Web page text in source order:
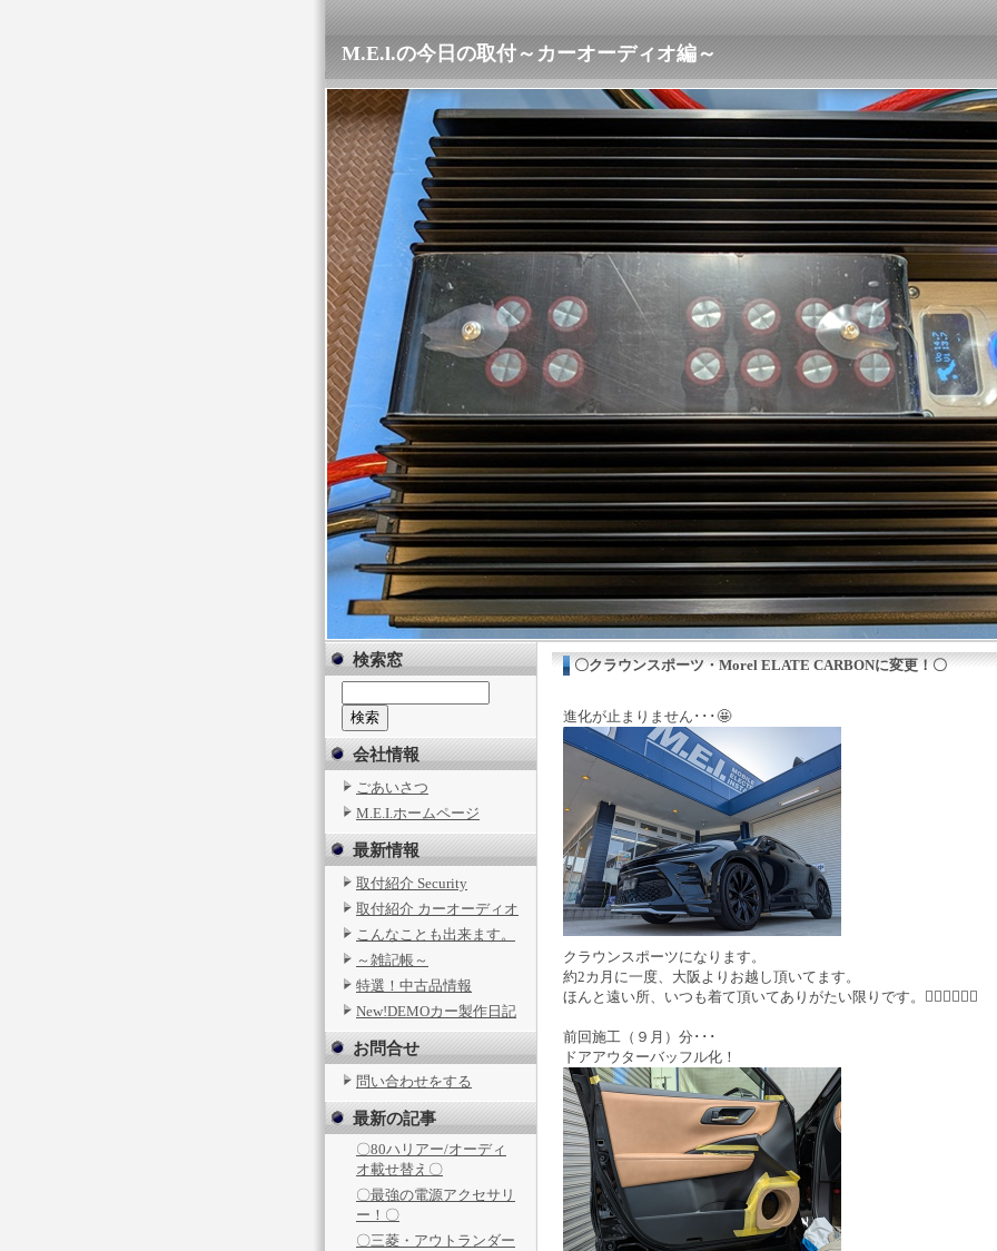
M.E.l.の今日の取付～カーオーディオ編～
検索窓
会社情報
ごあいさつ
M.E.I.ホームページ
最新情報
取付紹介 Security
取付紹介 カーオーディオ
こんなことも出来ます。
～雑記帳～
特選！中古品情報
New!DEMOカー製作日記
お問合せ
問い合わせをする
最新の記事
〇80ハリアー/オーディ
オ載せ替え〇
〇最強の電源アクセサリ
ー！〇
〇三菱・アウトランダー
〇クラウンスポーツ・Morel ELATE CARBONに変更！〇
進化が止まりません･･･🤩
クラウンスポーツになります。
約2カ月に一度、大阪よりお越し頂いてます。
ほんと遠い所、いつも着て頂いてありがたい限りです。🙇‍♂️🙇‍♂️🙇‍♂️
前回施工（９月）分･･･
ドアアウターバッフル化！